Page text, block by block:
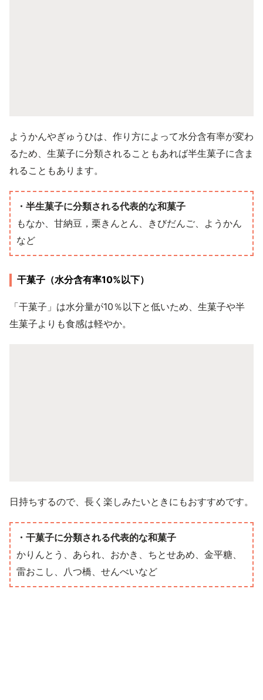
ようかんやぎゅうひは、作り方によって水分含有率が変わ
るため、生菓子に分類されることもあれば半生菓子に含ま
れることもあります。
・半生菓子に分類される代表的な和菓子
もなか、甘納豆，栗きんとん、きびだんご、ようかん
など
干菓子（水分含有率10%以下）
「干菓子」は水分量が10％以下と低いため、生菓子や半
生菓子よりも食感は軽やか。
日持ちするので、長く楽しみたいときにもおすすめです。
・干菓子に分類される代表的な和菓子
かりんとう、あられ、おかき、ちとせあめ、金平糖、
雷おこし、八つ橋、せんべいなど